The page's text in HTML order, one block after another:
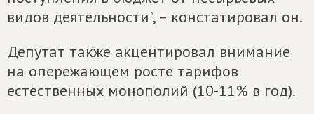
видов деятельности", – констатировал он.
Депутат также акцентировал внимание
на опережающем росте тарифов
естественных монополий (10-11% в год).